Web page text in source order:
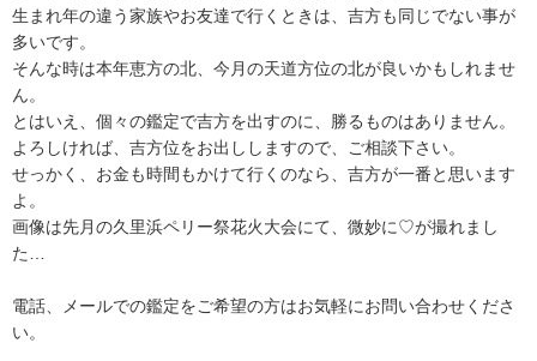
生まれ年の違う家族やお友達で行くときは、吉方も同じでない事が
多いです。
そんな時は本年恵方の北、今月の天道方位の北が良いかもしれませ
ん。
とはいえ、個々の鑑定で吉方を出すのに、勝るものはありません。
よろしければ、吉方位をお出ししますので、ご相談下さい。
せっかく、お金も時間もかけて行くのなら、吉方が一番と思います
よ。
画像は先月の久里浜ペリー祭花火大会にて、微妙に♡が撮れまし
た…
電話、メールでの鑑定をご希望の方はお気軽にお問い合わせくださ
い。